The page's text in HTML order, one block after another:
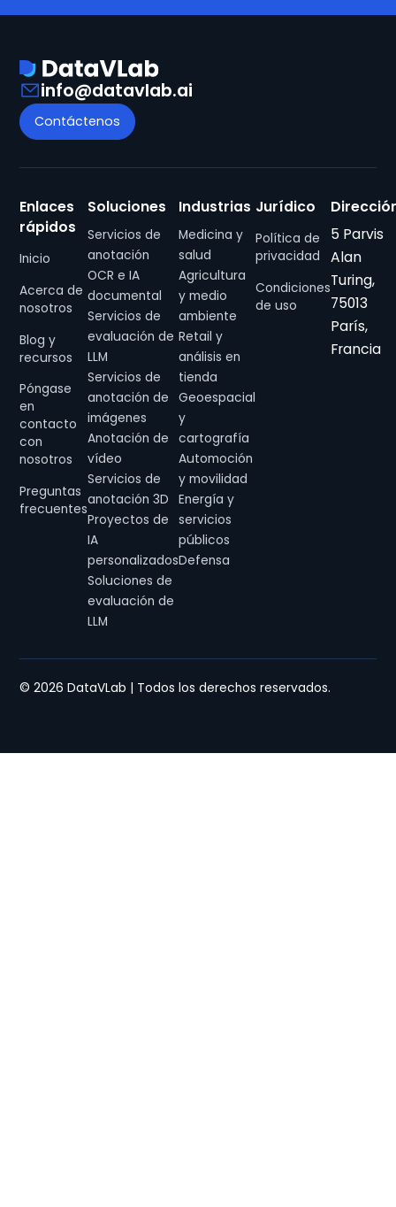
info@datavlab.ai
Contáctenos
Enlaces
rápidos
Inicio
Acerca de
nosotros
Blog y
recursos
Póngase
en
contacto
con
nosotros
Preguntas
frecuentes
Soluciones
Servicios de
anotación
OCR e IA
documental
Servicios de
evaluación de
LLM
Servicios de
anotación de
imágenes
Anotación de
vídeo
Servicios de
anotación 3D
Proyectos de
IA
personalizados
Soluciones de
evaluación de
LLM
Industrias
Medicina y
salud
Agricultura
y medio
ambiente
Retail y
análisis en
tienda
Geoespacial
y
cartografía
Automoción
y movilidad
Energía y
servicios
públicos
Defensa
Jurídico
Política de
privacidad
Condiciones
de uso
5 Parvis
Alan
Turing,
75013
París,
Francia
© 2026 DataVLab | Todos los derechos reservados.